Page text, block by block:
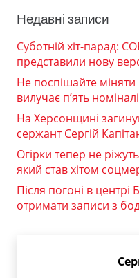
Недавні записи
Суботній хіт-парад:
представили нову
Не поспішайте
вилучає п’ять
На Херсонщині
сержант Сергій
Огірки тепер не
який став хітом
Після погоні в
отримати записи з